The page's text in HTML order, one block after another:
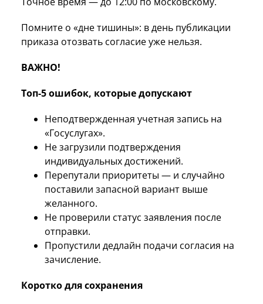
Помните о «дне тишины»: в день публикации
приказа отозвать согласие уже нельзя.
ВАЖНО!
Топ-5 ошибок, которые допускают
Неподтвержденная учетная запись на
«Госуслугах».
Не загрузили подтверждения
индивидуальных достижений.
Перепутали приоритеты — и случайно
поставили запасной вариант выше
желанного.
Не проверили статус заявления после
отправки.
Пропустили дедлайн подачи согласия на
зачисление.
Коротко для сохранения